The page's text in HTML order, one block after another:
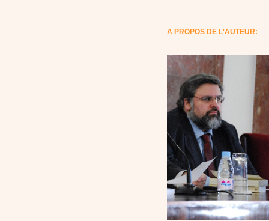
A PROPOS DE L'AUTEUR: